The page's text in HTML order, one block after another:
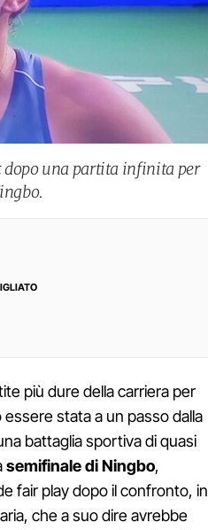
dopo una partita infinita per
più dure della carriera per
stata a un passo dalla
battaglia sportiva di quasi
semifinale di Ningbo,
fair play dopo il confronto, in
che a suo dire avrebbe